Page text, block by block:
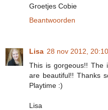
Groetjes Cobie
Beantwoorden
Lisa 28 nov 2012,
This is gorgeous!! The
are beautiful!! Thanks
Playtime :)
Lisa